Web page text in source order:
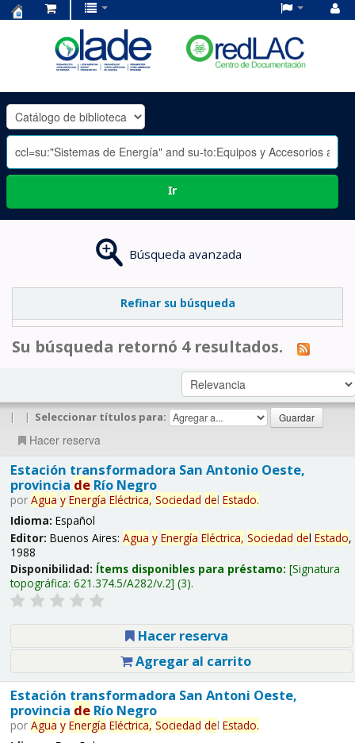
OLADE
-
Ir
Búsqueda avanzada
Refinar su búsqueda
Su búsqueda retornó 4 resultados.
| | Seleccionar títulos para:
Hacer reserva
Estación transformadora San Antonio Oeste,
provincia deRío Negro
por Agua y Energía Eléctrica, Sociedad del Estado.
Idioma: Español
Editor: Buenos Aires: Agua y Energía Eléctrica, Sociedad del Estado,
1988
Disponibilidad: Ítems disponibles para préstamo: Signatura
topográfica: 621.374.5/A282/v.2 (3).
Hacer reserva
Agregar al carrito
Estación transformadora San Antoni Oeste,
provincia deRío Negro
por Agua y Energía Eléctrica, Sociedad del Estado.